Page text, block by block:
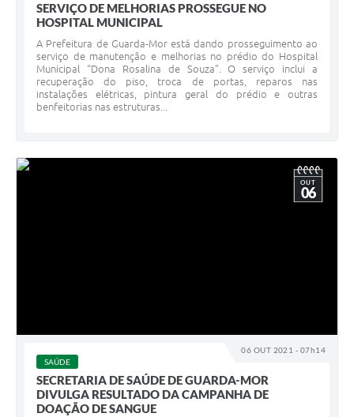
SERVIÇO DE MELHORIAS PROSSEGUE NO
HOSPITAL MUNICIPAL
A Prefeitura de Guarda-Mor está dando prosseguimento ao
serviço de manutenção e melhorias no prédio do Hospital
Municipal “Dona Rosalina de Souza”. O serviço inclui a
recuperação do piso, troca de portas, reparos nas
instalações elétricas, pintura geral do prédio e outras
benfeitorias nas estruturas...
06 OUT 2021 - 07h14
OUT
06
SAÚDE
SECRETARIA DE SAÚDE DE GUARDA-MOR
DIVULGA RESULTADO DA CAMPANHA DE
DOAÇÃO DE SANGUE